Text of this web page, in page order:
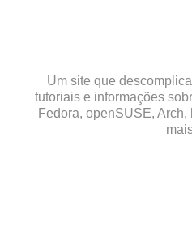
Um site que
tutoriais e informações
Fedora, openSUSE,